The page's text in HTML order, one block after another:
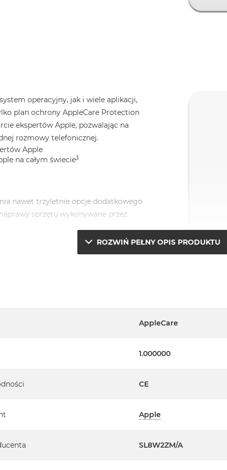
operacyjny, jak i wiele aplikacji,
plan ochrony AppleCare Protection
ekspertów Apple, pozwalając na
rozmowy telefonicznej.
Apple
na całym świecie3
nawet trzyletnie opcje dodatkowego
sprzętu wykonywane przez
Pro
ROZWIŃ PEŁNY OPIS PRODUKTU
AppleCare
1.000000
CE
Apple
SL8W2ZM/A